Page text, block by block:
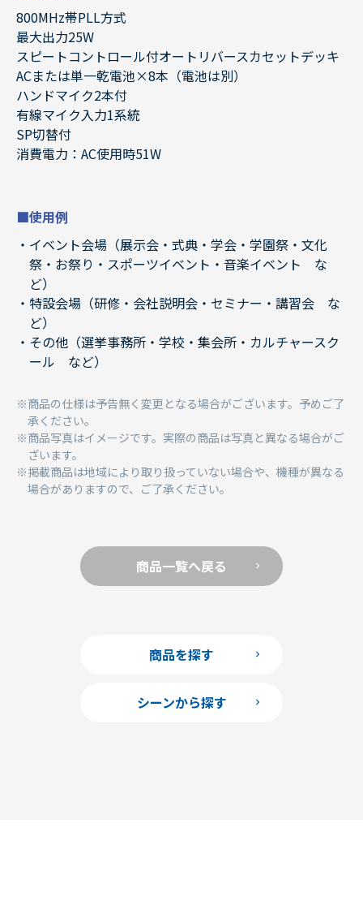
800MHz帯PLL方式
最大出力25W
スピートコントロール付オートリバースカセットデッキ
ACまたは単一乾電池×8本（電池は別）
ハンドマイク2本付
有線マイク入力1系統
SP切替付
消費電力：AC使用時51W
■使用例
イベント会場（展示会・式典・学会・学園祭・文化
祭・お祭り・スポーツイベント・音楽イベント な
ど）
特設会場（研修・会社説明会・セミナー・講習会 な
ど）
その他（選挙事務所・学校・集会所・カルチャースク
ール など）
商品の仕様は予告無く変更となる場合がございます。予めご了
承ください。
商品写真はイメージです。実際の商品は写真と異なる場合がご
ざいます。
掲載商品は地域により取り扱っていない場合や、機種が異なる
場合がありますので、ご了承ください。
商品一覧へ戻る
商品を探す
シーンから探す